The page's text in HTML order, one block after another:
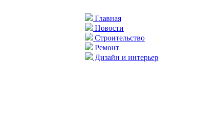
Главная
Новости
Строительство
Ремонт
Дизайн и интерьер